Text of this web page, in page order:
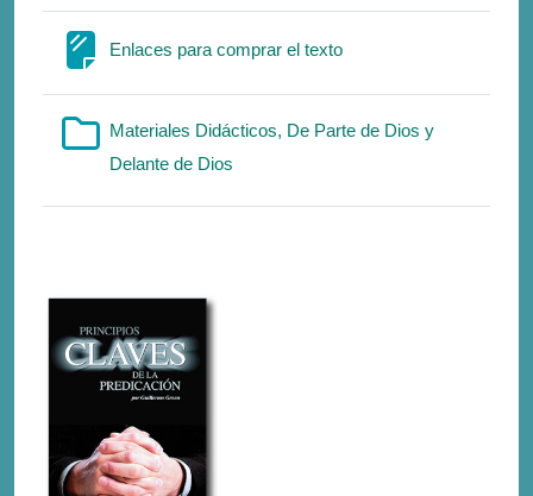
Enlaces para comprar el textoΣελίδα
Materiales Didácticos, De Parte de Dios y
Delante de Dios